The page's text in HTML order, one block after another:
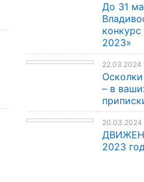
До 31
2023»
22.03.2024
– в
20.03.2024
2023